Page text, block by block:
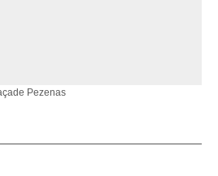
Pezenas